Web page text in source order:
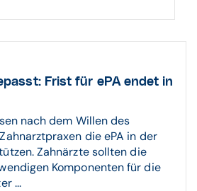
Frist für ePA endet in
nach dem Willen des
die ePA in der
Zahnärzte sollten die
Komponenten für die
...